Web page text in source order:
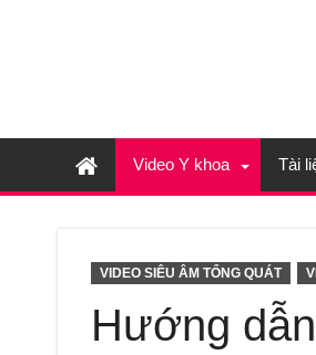
Video Y khoa Tài
VIDEO SIÊU ÂM TỔNG QUÁT
Hướng